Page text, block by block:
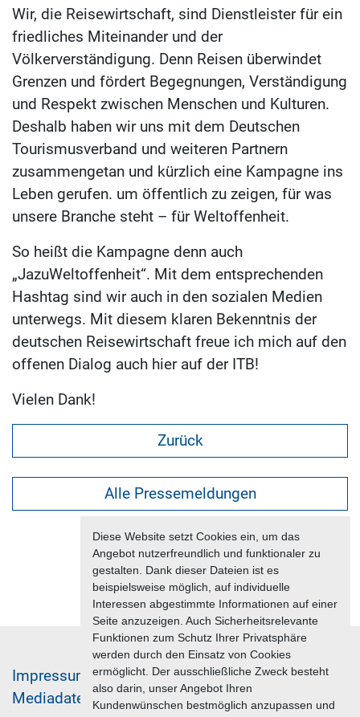
Diese Website setzt Cookies ein, um das
Angebot nutzerfreundlich und funktionaler zu
gestalten. Dank dieser Dateien ist es
beispielsweise möglich, auf individuelle
Interessen abgestimmte Informationen auf einer
Seite anzuzeigen. Auch Sicherheitsrelevante
Funktionen zum Schutz Ihrer Privatsphäre
werden durch den Einsatz von Cookies
ermöglicht. Der ausschließliche Zweck besteht
also darin, unser Angebot Ihren
Kundenwünschen bestmöglich anzupassen und
Wir, die Reisewirtschaft, sind Dienstleister für ein
friedliches Miteinander und der
Völkerverständigung. Denn Reisen überwindet
Grenzen und fördert Begegnungen, Verständigung
und Respekt zwischen Menschen und Kulturen.
Deshalb haben wir uns mit dem Deutschen
Tourismusverband und weiteren Partnern
zusammengetan und kürzlich eine Kampagne ins
Leben gerufen. um öffentlich zu zeigen, für was
unsere Branche steht – für Weltoffenheit.
So heißt die Kampagne denn auch
„JazuWeltoffenheit“. Mit dem entsprechenden
Hashtag sind wir auch in den sozialen Medien
unterwegs. Mit diesem klaren Bekenntnis der
deutschen Reisewirtschaft freue ich mich auf den
offenen Dialog auch hier auf der ITB!
Vielen Dank!
Zurück
Alle Pressemeldungen
Im­pres­sum & Da­ten­schutz
Me­di­a­da­ten & Mar­ke­ting­leis­tun­gen